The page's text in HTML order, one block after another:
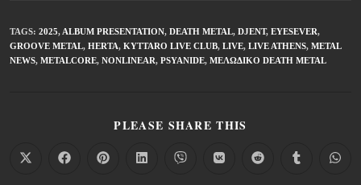
TAGS: 2025,ALBUM PRESENTATION, DEATH METAL, DJENT, EYESEVER,
GROOVE METAL, HERTA, KYTTARO LIVE CLUB, LIVE, LIVE ATHENS, METAL
NEWS, METALCORE, NONLINEAR, PSYANIDE, ΜΕΛΩΔΙΚΌ DEATH METAL
PLEASE SHARE THIS